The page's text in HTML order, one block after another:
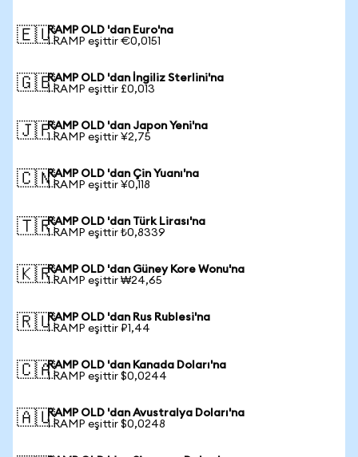
🇪🇺RAMP OLD 'dan Euro'na
1 RAMP eşittir €0,0151
🇬🇧RAMP OLD 'dan İngiliz Sterlini'na
1 RAMP eşittir £0,013
🇯🇵RAMP OLD 'dan Japon Yeni'na
1 RAMP eşittir ¥2,75
🇨🇳RAMP OLD 'dan Çin Yuanı'na
1 RAMP eşittir ¥0,118
🇹🇷RAMP OLD 'dan Türk Lirası'na
1 RAMP eşittir ₺0,8339
🇰🇷RAMP OLD 'dan Güney Kore Wonu'na
1 RAMP eşittir ₩24,65
🇷🇺RAMP OLD 'dan Rus Rublesi'na
1 RAMP eşittir ₽1,44
🇨🇦RAMP OLD 'dan Kanada Doları'na
1 RAMP eşittir $0,0244
🇦🇺RAMP OLD 'dan Avustralya Doları'na
1 RAMP eşittir $0,0248